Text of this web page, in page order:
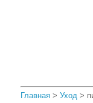
Главная> Уход>